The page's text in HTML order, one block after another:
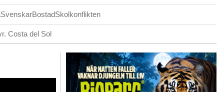
SvenskarBostadSkolkonflikten
Costa del Sol